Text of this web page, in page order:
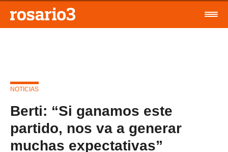
NOTICIAS
Berti: “Si ganamos este
partido, nos va a generar
muchas expectativas”